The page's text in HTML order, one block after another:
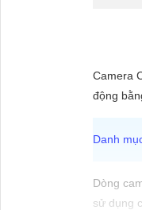
Camera
động
Dòng
sử dụng